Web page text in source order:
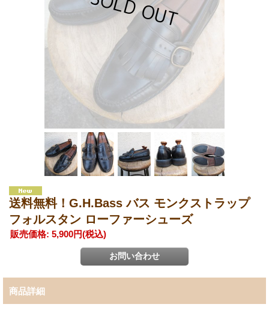
送料無料！G.H.Bass バス モンクストラップ
フォルスタン ローファーシューズ
販売価格: 5,900円(税込)
商品詳細